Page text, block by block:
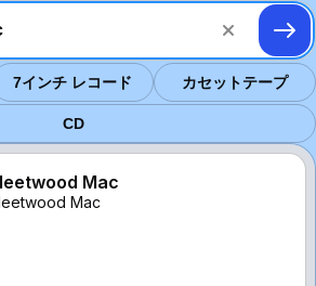
7インチ レコード カセットテープ
CD
Mac
Mac